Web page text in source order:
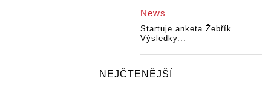
News
Startuje anketa Žebřík.
Výsledky...
NEJČTENĚJŠÍ